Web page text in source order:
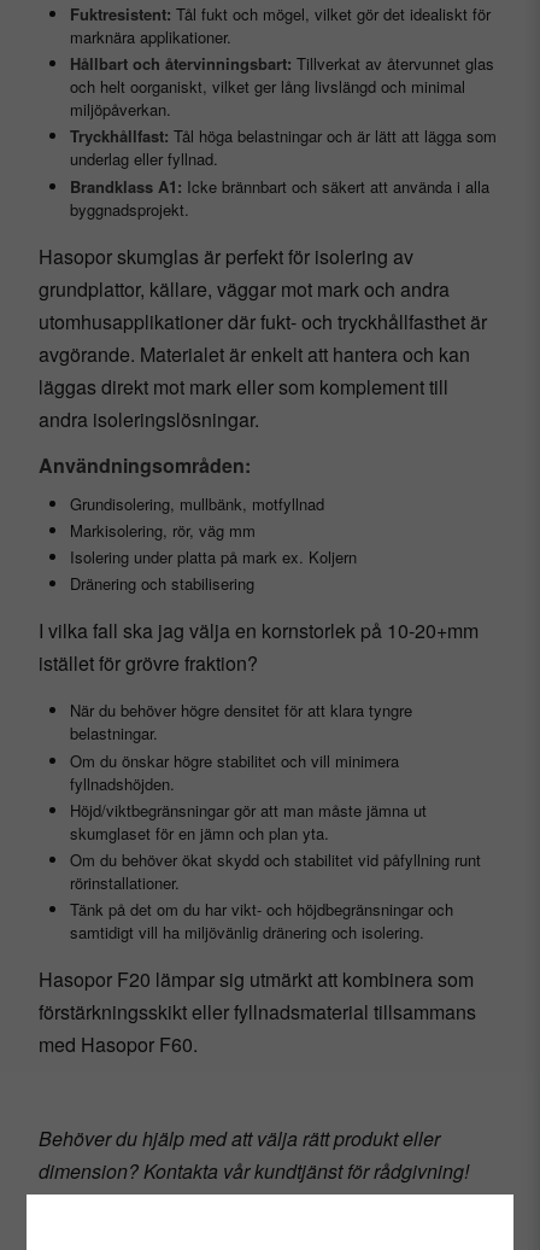
Fuktresistent: Tål fukt och mögel, vilket gör det idealiskt för
marknära applikationer.
Hållbart och återvinningsbart: Tillverkat av återvunnet glas
och helt oorganiskt, vilket ger lång livslängd och minimal
miljöpåverkan.
Tryckhållfast: Tål höga belastningar och är lätt att lägga som
underlag eller fyllnad.
Brandklass A1: Icke brännbart och säkert att använda i alla
byggnadsprojekt.
Hasopor skumglas är perfekt för isolering av
grundplattor, källare, väggar mot mark och andra
utomhusapplikationer där fukt- och tryckhållfasthet är
avgörande. Materialet är enkelt att hantera och kan
läggas direkt mot mark eller som komplement till
andra isoleringslösningar.
Användningsområden:
Grundisolering, mullbänk, motfyllnad
Markisolering, rör, väg mm
Isolering under platta på mark ex. Koljern
Dränering och stabilisering
I vilka fall ska jag välja en kornstorlek på 10-20+mm
istället för grövre fraktion?
När du behöver högre densitet för att klara tyngre
belastningar.
Om du önskar högre stabilitet och vill minimera
fyllnadshöjden.
Höjd/viktbegränsningar gör att man måste jämna ut
skumglaset för en jämn och plan yta.
Om du behöver ökat skydd och stabilitet vid påfyllning runt
rörinstallationer.
Tänk på det om du har vikt- och höjdbegränsningar och
samtidigt vill ha miljövänlig dränering och isolering.
Hasopor F20 lämpar sig utmärkt att kombinera som
förstärkningsskikt eller fyllnadsmaterial tillsammans
med Hasopor F60.
Behöver du hjälp med att välja rätt produkt eller
dimension? Kontakta vår kundtjänst för rådgivning!